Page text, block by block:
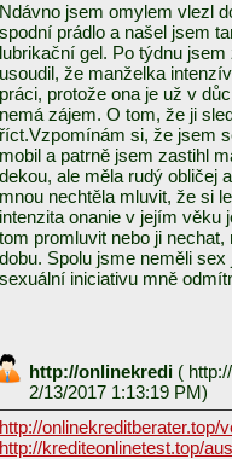
Ndávno jsem omylem vlezl
spodní prádlo a našel jsem
lubrikační gel. Po týdnu
usoudil, že manželka
práci, protože ona je už v
nemá zájem. O tom, že ji
říct.Vzpomínám si, že jsem
mobil a patrně jsem zastihl
dekou, ale měla rudý obličej
mnou nechtěla mluvit, že si
intenzita onanie v jejím věku
tom promluvit nebo ji
dobu. Spolu jsme neměli
sexuální iniciativu mně
http://onlinekredi (
2/13/2017 1:13:19 PM)
http://
http://krediteonlinetest.top/